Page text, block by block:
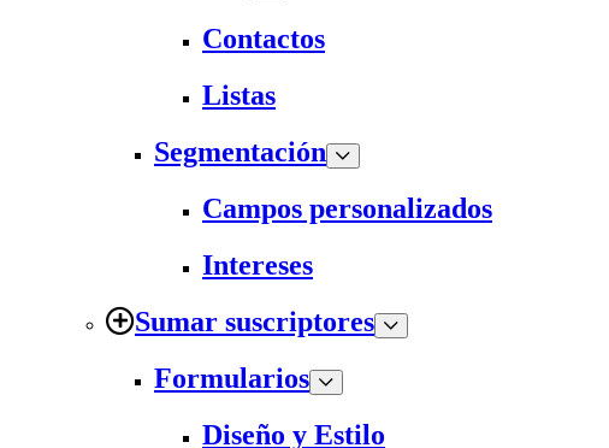
Contactos
Listas
Segmentación
Campos personalizados
Intereses
Sumar suscriptores
Formularios
Diseño y Estilo